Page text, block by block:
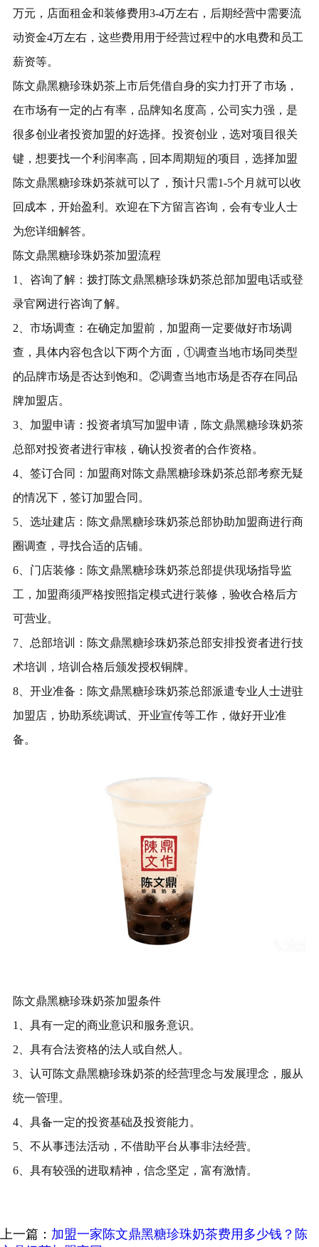
万元，店面租金和装修费用3-4万左右，后期经营中需要流
动资金4万左右，这些费用用于经营过程中的水电费和员工
薪资等。
陈文鼎黑糖珍珠奶茶上市后凭借自身的实力打开了市场，
在市场有一定的占有率，品牌知名度高，公司实力强，是
很多创业者投资加盟的好选择。投资创业，选对项目很关
键，想要找一个利润率高，回本周期短的项目，选择加盟
陈文鼎黑糖珍珠奶茶就可以了，预计只需1-5个月就可以收
回成本，开始盈利。欢迎在下方留言咨询，会有专业人士
为您详细解答。
陈文鼎黑糖珍珠奶茶加盟流程
1、咨询了解：拨打陈文鼎黑糖珍珠奶茶总部加盟电话或登
录官网进行咨询了解。
2、市场调查：在确定加盟前，加盟商一定要做好市场调
查，具体内容包含以下两个方面，①调查当地市场同类型
的品牌市场是否达到饱和。②调查当地市场是否存在同品
牌加盟店。
3、加盟申请：投资者填写加盟申请，陈文鼎黑糖珍珠奶茶
总部对投资者进行审核，确认投资者的合作资格。
4、签订合同：加盟商对陈文鼎黑糖珍珠奶茶总部考察无疑
的情况下，签订加盟合同。
5、选址建店：陈文鼎黑糖珍珠奶茶总部协助加盟商进行商
圈调查，寻找合适的店铺。
6、门店装修：陈文鼎黑糖珍珠奶茶总部提供现场指导监
工，加盟商须严格按照指定模式进行装修，验收合格后方
可营业。
7、总部培训：陈文鼎黑糖珍珠奶茶总部安排投资者进行技
术培训，培训合格后颁发授权铜牌。
8、开业准备：陈文鼎黑糖珍珠奶茶总部派遣专业人士进驻
加盟店，协助系统调试、开业宣传等工作，做好开业准
备。
陈文鼎黑糖珍珠奶茶加盟条件
1、具有一定的商业意识和服务意识。
2、具有合法资格的法人或自然人。
3、认可陈文鼎黑糖珍珠奶茶的经营理念与发展理念，服从
统一管理。
4、具备一定的投资基础及投资能力。
5、不从事违法活动，不借助平台从事非法经营。
6、具有较强的进取精神，信念坚定，富有激情。
上一篇： 加盟一家陈文鼎黑糖珍珠奶茶费用多少钱？陈